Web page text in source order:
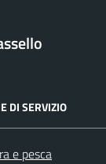
DI SERVIZIO
e pesca